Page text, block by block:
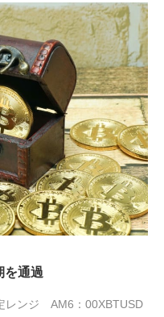
を通過
レンジ AM6：00XBTUSD